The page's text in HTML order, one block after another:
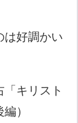
は好調かい
「キリスト
）